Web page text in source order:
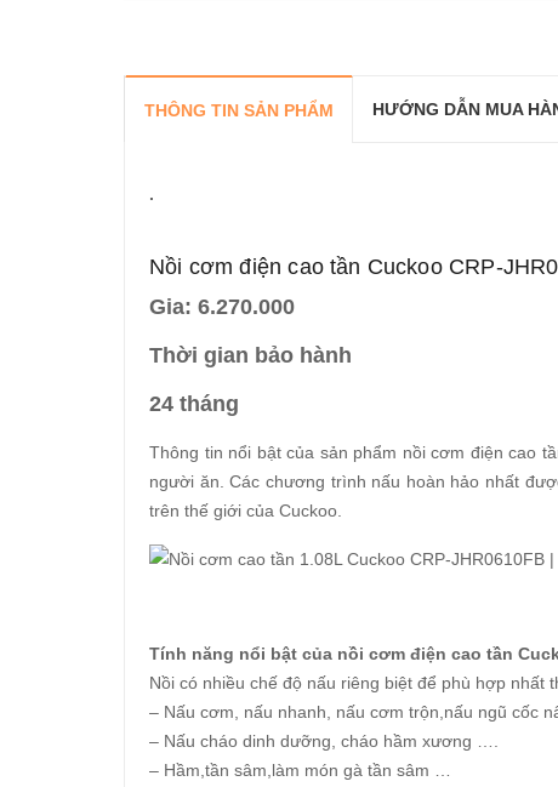
THÔNG TIN SẢN PHẨM HƯỚNG DẪN MUA
.
Nồi cơm điện cao tần Cuckoo CRP-
Gia: 6.270.000
Thời gian bảo hành
24 tháng
Thông tin nổi bật của sản phẩm nồi cơm điện cao
người ăn. Các chương trình nấu hoàn hảo nhất
trên thế giới của Cuckoo.
Tính năng nổi bật của nồi cơm điện cao tần
Nồi có nhiều chế độ nấu riêng biệt để phù hợp nhất
– Nấu cơm, nấu nhanh, nấu cơm trộn,nấu ngũ cốc
– Nấu cháo dinh dưỡng, cháo hầm xương ….
– Hầm,tần sâm,làm món gà tần sâm …